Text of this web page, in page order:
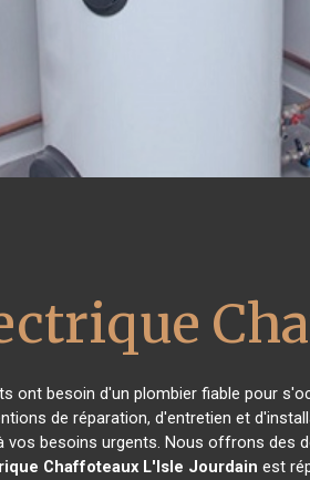
ont besoin d'un plombier fiable pour
de réparation, d'entretien et
besoins urgents. Nous offrons des
Chaffoteaux L'Isle Jourdain est